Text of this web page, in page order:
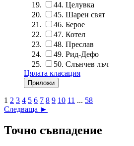
44. Целувка
45. Шарен свят
46. Берое
47. Котел
48. Преслав
49. Рид-Дефо
50. Слънчев лъч
Цялата класация
1 2 3 4 5 6 7 8 9 10 11 ... 58
Следваща ►
Точно съвпадение